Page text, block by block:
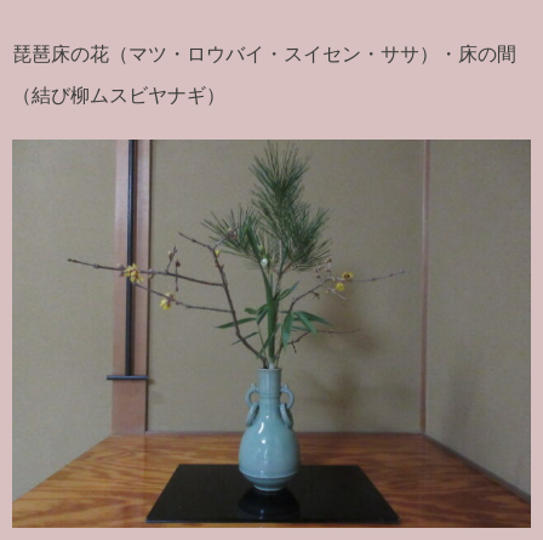
琵琶床の花（マツ・ロウバイ・スイセン・ササ）・床の間
（結び柳ムスビヤナギ）